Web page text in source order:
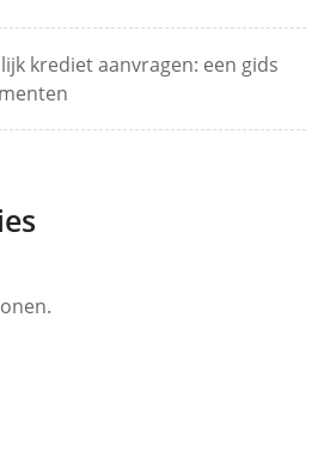
krediet aanvragen: een gids